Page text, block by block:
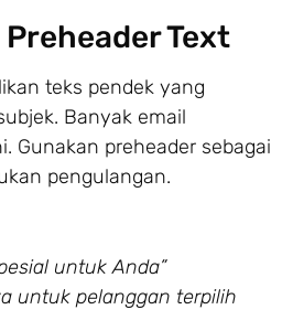
Text
teks pendek yang
Banyak email
Gunakan preheader sebagai
pengulangan.
untuk Anda”
untuk pelanggan terpilih